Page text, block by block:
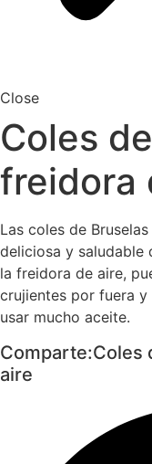
Close
Coles
freidora
Las coles de
deliciosa y saludable
la freidora de aire,
crujientes por fuera
usar mucho aceite.
Comparte:Coles
aire